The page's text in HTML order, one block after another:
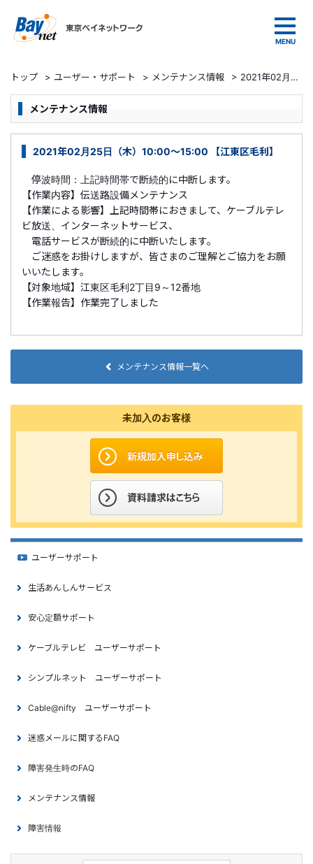
トップ > ユーザー・サポート > メンテナンス情報 > 2021年02月25日（木）10:00～15:00 【江東区毛利】
メンテナンス情報
2021年02月25日（木）10:00～15:00 【江東区毛利】
停波時間：上記時間帯で断続的に中断します。
【作業内容】伝送路設備メンテナンス
【作業による影響】上記時間帯におきまして、ケーブルテレ
ビ放送、インターネットサービス、
電話サービスが断続的に中断いたします。
ご迷惑をお掛けしますが、皆さまのご理解とご協力をお願
いいたします。
【対象地域】江東区毛利2丁目9～12番地
【作業報告】作業完了しました
メンテナンス情報一覧へ
未加入のお客様
ユーザーサポート
生活あんしんサービス
安心定額サポート
ケーブルテレビ ユーザーサポート
シンプルネット ユーザーサポート
Cable@nifty ユーザーサポート
迷惑メールに関するFAQ
障害発生時のFAQ
メンテナンス情報
障害情報